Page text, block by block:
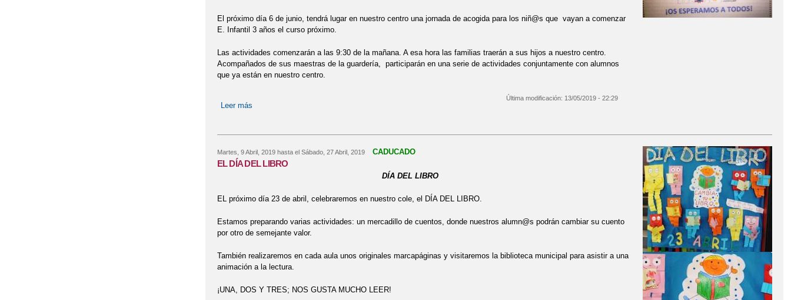
El próximo día 6 de junio, tendrá lugar en nuestro centro una jornada de acogida para los niñ@s que vayan a comenzar
E. Infantil 3 años el curso próximo.
Las actividades comenzarán a las 9:30 de la mañana. A esa hora las familias traerán a sus hijos a nuestro centro.
Acompañados de sus maestras de la guardería, participarán en una serie de actividades conjuntamente con alumnos
que ya están en nuestro centro.
Leer más
Última modificación: 13/05/2019 - 22:29
Martes, 9 Abril, 2019hasta el Sábado, 27 Abril, 2019 CADUCADO
EL DÍA DEL LIBRO
DÍA DEL LIBRO
EL próximo día 23 de abril, celebraremos en nuestro cole, el DÍA DEL LIBRO.
Estamos preparando varias actividades: un mercadillo de cuentos, donde nuestros alumn@s podrán cambiar su cuento
por otro de semejante valor.
También realizaremos en cada aula unos originales marcapáginas y visitaremos la biblioteca municipal para asistir a una
animación a la lectura.
¡UNA, DOS Y TRES; NOS GUSTA MUCHO LEER!